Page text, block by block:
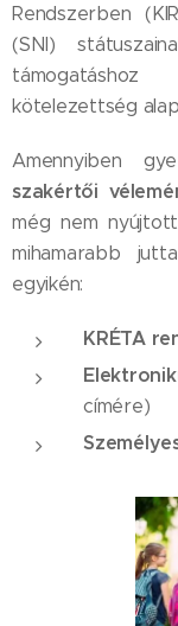
Rendszerben
(SNI)
kötelezettség
Amennyiben
szakértői
még nem
mihamarabb
egyikén:
KRÉTA
címére)